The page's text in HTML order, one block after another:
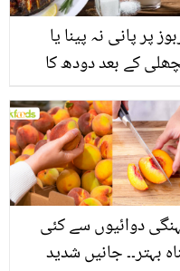
پر پانی نہ پینا یا
کے بعد دودھ کا
متعلق غلط فہمیوں کی
کیا ہے اور افواہ
دوائیوں سے کئی
بہتر۔۔ جانیں شدید